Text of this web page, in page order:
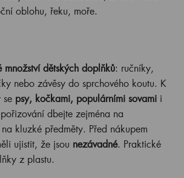
oblohu, řeku, moře.
množství dětských doplňků: ručníky,
nebo závěsy do sprchového koutu. K
se psy, kočkami, populárními sovami i
dbejte zejména na
kluzké předměty. Před nákupem
ujistit, že jsou nezávadné. Praktické
z plastu.